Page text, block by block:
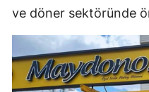
ve döner sektöründe